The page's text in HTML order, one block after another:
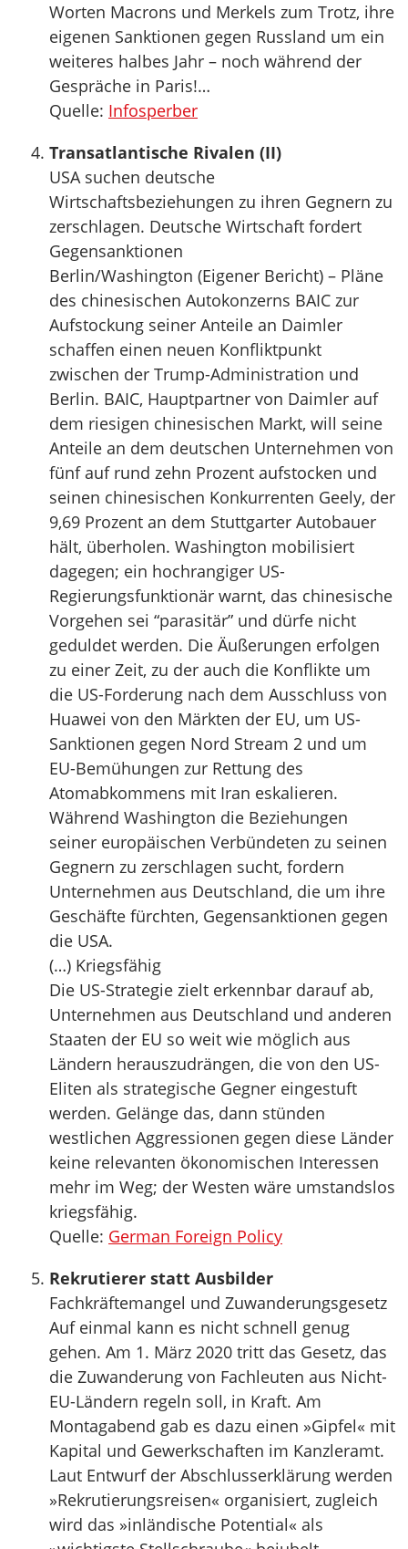
Worten Macrons und Merkels zum Trotz, ihre
eigenen Sanktionen gegen Russland um ein
weiteres halbes Jahr – noch während der
Gespräche in Paris!…
Quelle: Infosperber
Transatlantische Rivalen (II)
USA suchen deutsche
Wirtschaftsbeziehungen zu ihren Gegnern zu
zerschlagen. Deutsche Wirtschaft fordert
Gegensanktionen
Berlin/Washington (Eigener Bericht) – Pläne
des chinesischen Autokonzerns BAIC zur
Aufstockung seiner Anteile an Daimler
schaffen einen neuen Konfliktpunkt
zwischen der Trump-Administration und
Berlin. BAIC, Hauptpartner von Daimler auf
dem riesigen chinesischen Markt, will seine
Anteile an dem deutschen Unternehmen von
fünf auf rund zehn Prozent aufstocken und
seinen chinesischen Konkurrenten Geely, der
9,69 Prozent an dem Stuttgarter Autobauer
hält, überholen. Washington mobilisiert
dagegen; ein hochrangiger US-
Regierungsfunktionär warnt, das chinesische
Vorgehen sei “parasitär” und dürfe nicht
geduldet werden. Die Äußerungen erfolgen
zu einer Zeit, zu der auch die Konflikte um
die US-Forderung nach dem Ausschluss von
Huawei von den Märkten der EU, um US-
Sanktionen gegen Nord Stream 2 und um
EU-Bemühungen zur Rettung des
Atomabkommens mit Iran eskalieren.
Während Washington die Beziehungen
seiner europäischen Verbündeten zu seinen
Gegnern zu zerschlagen sucht, fordern
Unternehmen aus Deutschland, die um ihre
Geschäfte fürchten, Gegensanktionen gegen
die USA.
(…) Kriegsfähig
Die US-Strategie zielt erkennbar darauf ab,
Unternehmen aus Deutschland und anderen
Staaten der EU so weit wie möglich aus
Ländern herauszudrängen, die von den US-
Eliten als strategische Gegner eingestuft
werden. Gelänge das, dann stünden
westlichen Aggressionen gegen diese Länder
keine relevanten ökonomischen Interessen
mehr im Weg; der Westen wäre umstandslos
kriegsfähig.
Quelle: German Foreign Policy
Rekrutierer statt Ausbilder
Fachkräftemangel und Zuwanderungsgesetz
Auf einmal kann es nicht schnell genug
gehen. Am 1. März 2020 tritt das Gesetz, das
die Zuwanderung von Fachleuten aus Nicht-
EU-Ländern regeln soll, in Kraft. Am
Montagabend gab es dazu einen »Gipfel« mit
Kapital und Gewerkschaften im Kanzleramt.
Laut Entwurf der Abschlusserklärung werden
»Rekrutierungsreisen« organisiert, zugleich
wird das »inländische Potential« als